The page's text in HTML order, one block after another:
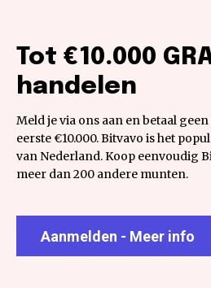
Tot €10.000
handelen
Meld je via ons aan en betaal
eerste €10.000. Bitvavo is het
van Nederland. Koop eenvoudig
meer dan 200 andere munten.
Aanmelden - Meer info